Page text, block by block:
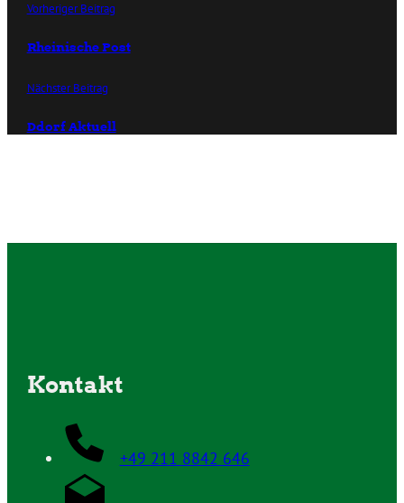
Vorheriger Beitrag
Rheinische Post
Nächster Beitrag
Ddorf Aktuell
Kontakt
+49 211 8842 646